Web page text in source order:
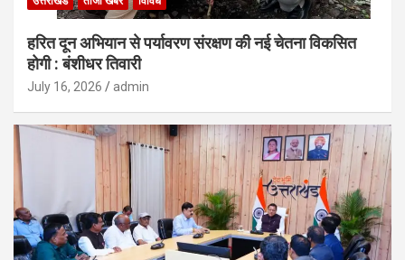
हरित दून अभियान से पर्यावरण संरक्षण की नई चेतना विकसित
होगी : बंशीधर तिवारी
July 16, 2026 admin